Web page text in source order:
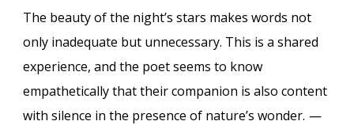
The beauty of the night’s stars makes words not
only inadequate but unnecessary. This is a shared
experience, and the poet seems to know
empathetically that their companion is also content
with silence in the presence of nature’s wonder. —